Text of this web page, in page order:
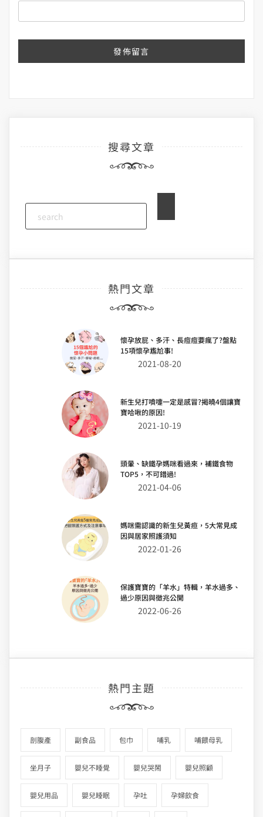
搜尋文章
熱門文章
懷孕放屁、多汗、長痘痘要瘋了?盤點
15項懷孕尷尬事!
2021-08-20
新生兒打噴嚏一定是感冒?揭曉4個讓寶
寶哈啾的原因!
2021-10-19
頭暈、缺鐵孕媽咪看過來，補鐵食物
TOP5，不可錯過!
2021-04-06
媽咪需認識的新生兒黃疸，5大常見成
因與居家照護須知
2022-01-26
保護寶寶的「羊水」特輯，羊水過多、
過少原因與徵兆公開
2022-06-26
熱門主題
剖腹產 副食品 包巾 哺乳 哺餵母乳
坐月子 嬰兒不睡覺 嬰兒哭鬧 嬰兒照顧
嬰兒用品 嬰兒睡眠 孕吐 孕婦飲食